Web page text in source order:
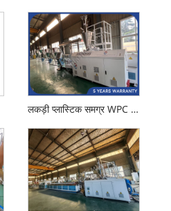
लकड़ी प्लास्टिक समग्र WPC कणिकाएँ बनाने वाली मशीन